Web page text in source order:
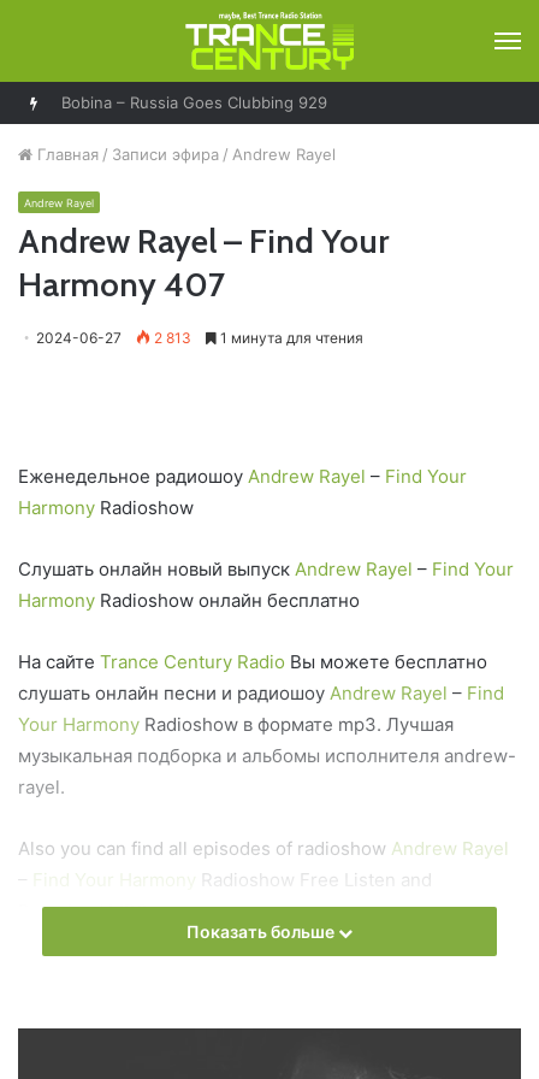
Bobina – Russia Goes Clubbing 929
Главная / Записи эфира / Andrew Rayel
Andrew Rayel
Andrew Rayel – Find Your
Harmony 407
2024-06-27 2 813 1 минута для чтения
Еженедельное радиошоу Andrew Rayel – Find Your
Harmony Radioshow
Слушать онлайн новый выпуск Andrew Rayel – Find Your
Harmony Radioshow онлайн бесплатно
На сайте Trance Century Radio Вы можете бесплатно
слушать онлайн песни и радиошоу Andrew Rayel – Find
Your Harmony Radioshow в формате mp3. Лучшая
музыкальная подборка и альбомы исполнителя andrew-
rayel.
Also you can find all episodes of radioshow Andrew Rayel
– Find Your Harmony
Radioshow Free Listen and
Download MP3
Показать больше